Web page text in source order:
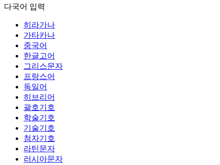
다국어 입력
히라가나
가타카나
중국어
한글고어
그리스문자
프랑스어
독일어
히브리어
괄호기호
학술기호
기술기호
첨자기호
라틴문자
러시아문자